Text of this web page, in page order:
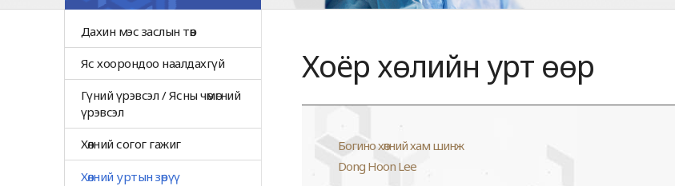
Хоёр хөлийн урт өөр
Богино хөлний хам шинж
Dong Hoon Lee
Дахин мэс заслын төв
Яс хоорондоо наалдахгүй
Гүний үрэвсэл / Ясны чөмөгний
үрэвсэл
Хөлний согог гажиг
Хөлний уртын зөрүү